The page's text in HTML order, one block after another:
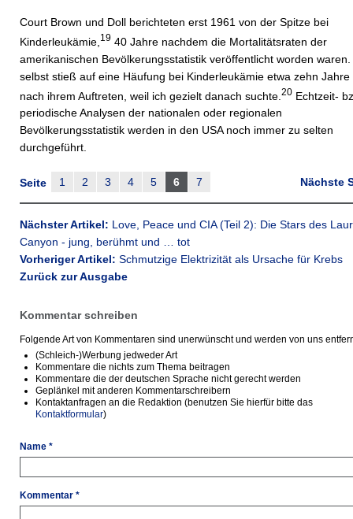
Court Brown und Doll berichteten erst 1961 von der Spitze bei
Kinderleukämie, 19 40 Jahre nachdem die Mortalitätsraten der
amerikanischen Bevölkerungsstatistik veröffentlicht worden waren.
selbst stieß auf eine Häufung bei Kinderleukämie etwa zehn Jahre
nach ihrem Auftreten, weil ich gezielt danach suchte. 20 Echtzeit-
periodische Analysen der nationalen oder regionalen
Bevölkerungsstatistik werden in den USA noch immer zu selten
durchgeführt.
Nächste
Seite 1 2 3 4 5 6 7
Nächster Artikel: Love, Peace und CIA (Teil 2): Die Stars des
Canyon - jung, berühmt und … tot
Vorheriger Artikel: Schmutzige Elektrizität als Ursache für Krebs
Zurück zur Ausgabe
Kommentar schreiben
Folgende Art von Kommentaren sind unerwünscht und werden von uns
(Schleich-)Werbung jedweder Art
Kommentare die nichts zum Thema beitragen
Kommentare die der deutschen Sprache nicht gerecht werden
Geplänkel mit anderen Kommentarschreibern
Kontaktanfragen an die Redaktion (benutzen Sie hierfür bitte das
Kontaktformular)
Name *
Kommentar *